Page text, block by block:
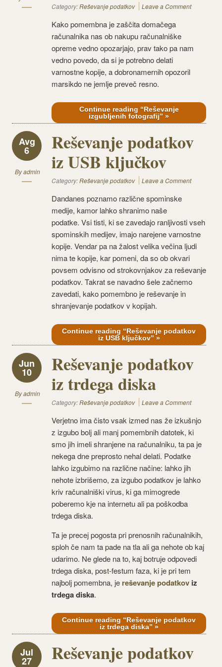
Category:Reševanje podatkov Leave a Comment
Kako pomembna je zaščita domačega
računalnika nas ob nakupu računalniške
opreme vedno opozarjajo, prav tako pa nam
vedno povedo, da si je potrebno delati
varnostne kopije, a dobronamernih opozoril
marsikdo ne jemlje preveč resno.
Continue reading “Reševanje
izgubljenih fotografij” »
Avg
6
Byadmin
Reševanje podatkov
iz USB ključkov
Category:Reševanje podatkov Leave a Comment
Dandanes poznamo različne spominske
medije, kamor lahko shranimo naše
podatke. Vsi tisti, ki se zavedajo ranljivosti vseh
spominskih medijev, imajo narejene varnostne
kopije. Vendar pa na žalost velika večina ljudi
nima te kopije, kar pomeni, da so ob okvari
povsem odvisno od strokovnjakov za reševanje
podatkov. Takrat se navadno šele začnemo
zavedati, kako pomembno je reševanje in
shranjevanje podatkov v kopijah.
Continue reading “Reševanje podatkov
iz USB ključkov” »
Jun
10
Byadmin
Reševanje podatkov
iz trdega diska
Category:Reševanje podatkov Leave a Comment
Verjetno ima čisto vsak izmed nas že izkušnjo
z izgubo bolj ali manj pomembnih datotek, ki
smo jih imeli shranjene na računalniku, ta pa je
nekega dne preprosto nehal delati. Podatke
lahko izgubimo na različne načine: lahko jih
nehote izbrišemo, za izgubo podatkov je lahko
kriv računalniški virus, ki ga mimogrede
poberemo kje na internetu ali pa poškodba
trdega diska.
Ta je precej pogosta pri prenosnih računalnikih,
sploh če nam ta pade na tla ali ga nehote ob kaj
udarimo. Ne glede na to, kaj botruje odpovedi
trdega diska, post-festum faza, ki je pri tem
najbolj pomembna, je reševanje podatkov iz
trdega diska.
Continue reading “Reševanje podatkov
iz trdega diska” »
Jul
27 Reševanje podatkov